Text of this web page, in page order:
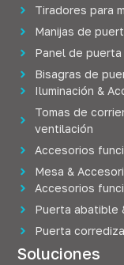
Tiradores para
Manijas de
Panel de
Bisagras de
Iluminación &
Tomas de
ventilación
Accesorios
Mesa &
Accesorios
Puerta abatible
Puerta
Soluciones